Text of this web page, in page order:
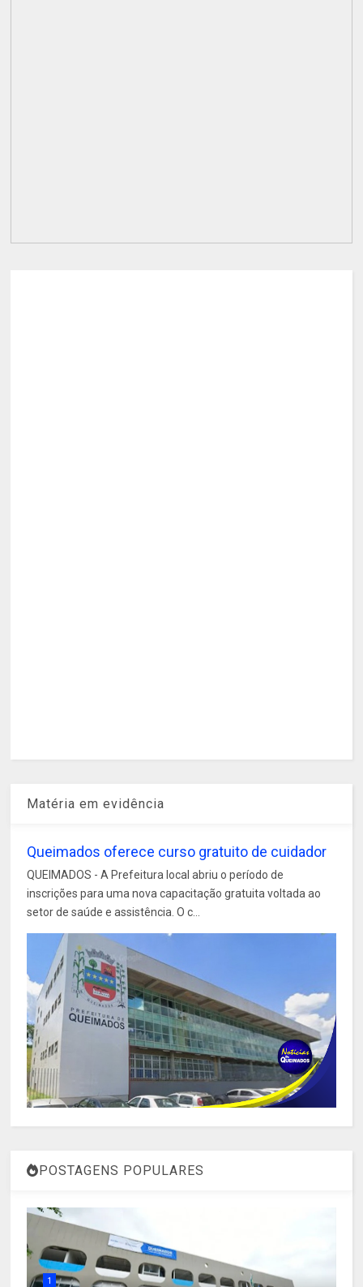
Matéria em evidência
Queimados oferece curso gratuito de cuidador
QUEIMADOS - A Prefeitura local abriu o período de
inscrições para uma nova capacitação gratuita voltada ao
setor de saúde e assistência. O c...
POSTAGENS POPULARES
1